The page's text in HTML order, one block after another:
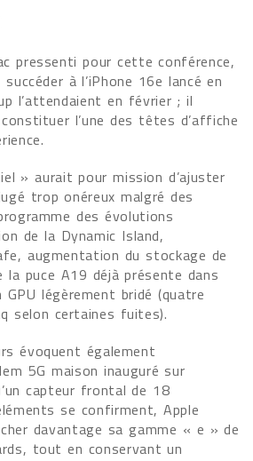
pressenti pour cette conférence,
à l’iPhone 16e lancé en
l’attendaient en février ; il
l’une des têtes d’affiche
» aurait pour mission d’ajuster
trop onéreux malgré des
des évolutions
de la Dynamic Island,
augmentation du stockage de
puce A19 déjà présente dans
GPU légèrement bridé (quatre
selon certaines fuites).
évoquent également
5G maison inauguré sur
capteur frontal de 18
se confirment, Apple
davantage sa gamme « e » de
tout en conservant un